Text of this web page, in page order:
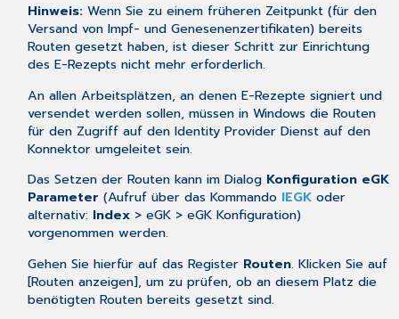
Hinweis: Wenn Sie zu einem früheren Zeitpunkt (für den
Versand von Impf- und Genesenenzertifikaten) bereits
Routen gesetzt haben, ist dieser Schritt zur Einrichtung
des E-Rezepts nicht mehr erforderlich.
An allen Arbeitsplätzen, an denen E-Rezepte signiert und
versendet werden sollen, müssen in Windows die Routen
für den Zugriff auf den Identity Provider Dienst auf den
Konnektor umgeleitet sein.
Das Setzen der Routen kann im Dialog Konfiguration eGK
Parameter (Aufruf über das Kommando IEGKoder
alternativ: Index> eGK > eGK Konfiguration)
vorgenommen werden.
Gehen Sie hierfür auf das Register Routen. Klicken Sie auf
[Routen anzeigen], um zu prüfen, ob an diesem Platz die
benötigten Routen bereits gesetzt sind.